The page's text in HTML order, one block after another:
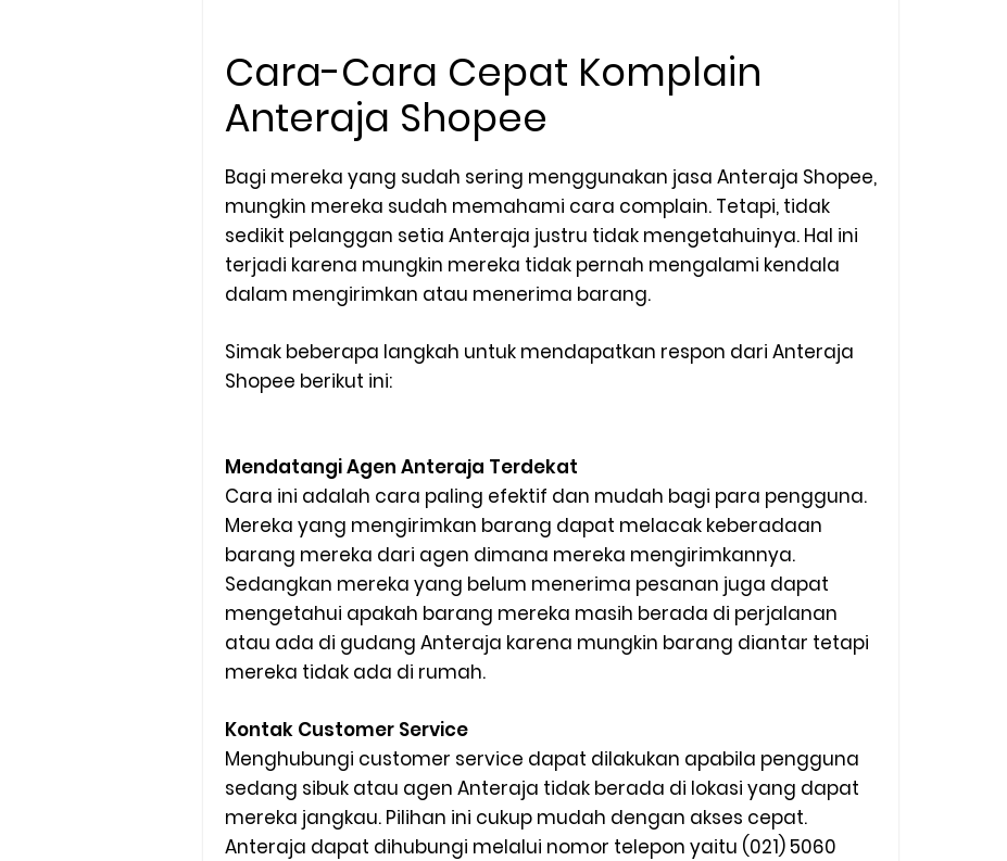
Cara-Cara Cepat Komplain
Anteraja Shopee
Bagi mereka yang sudah sering menggunakan jasa Anteraja Shopee,
mungkin mereka sudah memahami cara complain. Tetapi, tidak
sedikit pelanggan setia Anteraja justru tidak mengetahuinya. Hal ini
terjadi karena mungkin mereka tidak pernah mengalami kendala
dalam mengirimkan atau menerima barang.
Simak beberapa langkah untuk mendapatkan respon dari Anteraja
Shopee berikut ini:
Mendatangi Agen Anteraja Terdekat
Cara ini adalah cara paling efektif dan mudah bagi para pengguna.
Mereka yang mengirimkan barang dapat melacak keberadaan
barang mereka dari agen dimana mereka mengirimkannya.
Sedangkan mereka yang belum menerima pesanan juga dapat
mengetahui apakah barang mereka masih berada di perjalanan
atau ada di gudang Anteraja karena mungkin barang diantar tetapi
mereka tidak ada di rumah.
Kontak Customer Service
Menghubungi customer service dapat dilakukan apabila pengguna
sedang sibuk atau agen Anteraja tidak berada di lokasi yang dapat
mereka jangkau. Pilihan ini cukup mudah dengan akses cepat.
Anteraja dapat dihubungi melalui nomor telepon yaitu (021) 5060